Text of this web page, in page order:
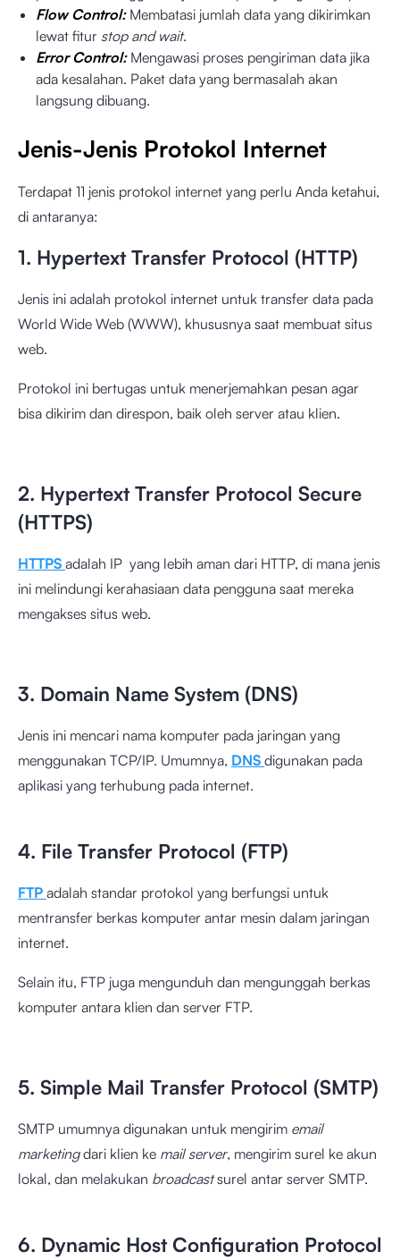
Flow Control: Membatasi jumlah data yang dikirimkan
lewat fitur stop and wait.
Error Control:Mengawasi proses pengiriman data jika
ada kesalahan. Paket data yang bermasalah akan
langsung dibuang.
Jenis-Jenis Protokol Internet
Terdapat 11 jenis protokol internet yang perlu Anda ketahui,
di antaranya:
1. Hypertext Transfer Protocol (HTTP)
Jenis ini adalah protokol internet untuk transfer data pada
World Wide Web (WWW), khususnya saat membuat situs
web.
Protokol ini bertugas untuk menerjemahkan pesan agar
bisa dikirim dan direspon, baik oleh server atau klien.
2. Hypertext Transfer Protocol Secure
(HTTPS)
HTTPS adalah IP yang lebih aman dari HTTP, di mana jenis
ini melindungi kerahasiaan data pengguna saat mereka
mengakses situs web.
3. Domain Name System (DNS)
Jenis ini mencari nama komputer pada jaringan yang
menggunakan TCP/IP. Umumnya, DNS digunakan pada
aplikasi yang terhubung pada internet.
4. File Transfer Protocol (FTP)
FTP adalah standar protokol yang berfungsi untuk
mentransfer berkas komputer antar mesin dalam jaringan
internet.
Selain itu, FTP juga mengunduh dan mengunggah berkas
komputer antara klien dan server FTP.
5. Simple Mail Transfer Protocol (SMTP)
SMTP umumnya digunakan untuk mengirim email
marketingdari klien ke mail server, mengirim surel ke akun
lokal, dan melakukan broadcastsurel antar server SMTP.
6. Dynamic Host Configuration Protocol